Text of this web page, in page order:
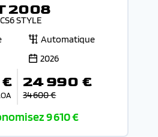
2008
STYLE
Automatique
2026
24 990 €
34 600 €
9 610 €